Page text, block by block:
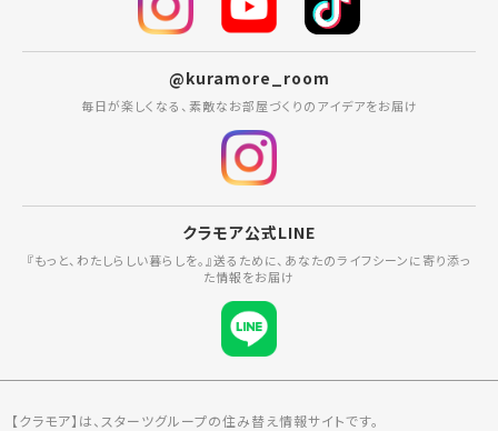
@kuramore_room
毎日が楽しくなる、素敵なお部屋づくりのアイデアをお届け
クラモア公式LINE
『もっと、わたしらしい暮らしを。』送るために、あなたのライフシーンに寄り添っ
た情報をお届け
【クラモア】は、スターツグループの住み替え情報サイトです。